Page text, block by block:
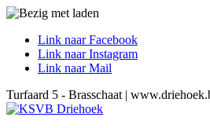
Link naar Facebook
Link naar Instagram
Link naar Mail
Turfaard 5 - Brasschaat |